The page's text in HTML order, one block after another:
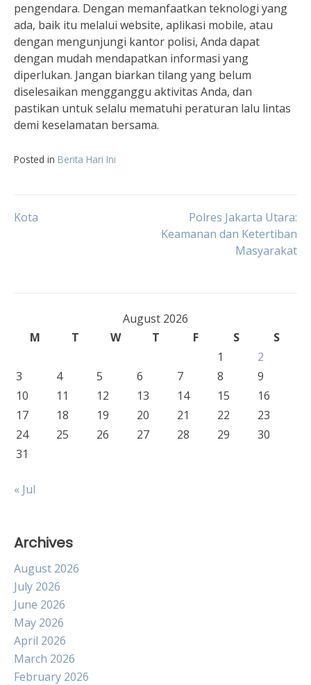
pengendara. Dengan memanfaatkan teknologi yang
ada, baik itu melalui website, aplikasi mobile, atau
dengan mengunjungi kantor polisi, Anda dapat
dengan mudah mendapatkan informasi yang
diperlukan. Jangan biarkan tilang yang belum
diselesaikan mengganggu aktivitas Anda, dan
pastikan untuk selalu mematuhi peraturan lalu lintas
demi keselamatan bersama.
Posted in Berita Hari Ini
Post
Kota
Polres Jakarta Utara:
Keamanan dan Ketertiban
Masyarakat
August 2026
M
T W T F S
S
1
2
3
4 5 6 7 8
9
10
11 12 13 14 15
16
17
18 19 20 21 22
23
24
25 26 27 28 29
30
31
« Jul
Archives
August 2026
July 2026
June 2026
May 2026
April 2026
March 2026
February 2026